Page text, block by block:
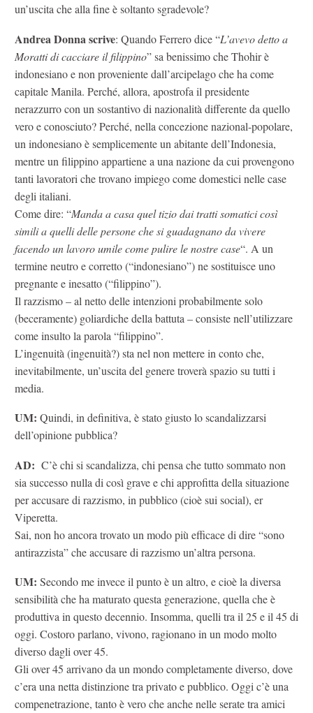
un’uscita che alla fine è soltanto sgradevole?
Andrea Donna scrive: Quando Ferrero dice “L’avevo detto a
Moratti di cacciare il filippino” sa benissimo che Thohir è
indonesiano e non proveniente dall’arcipelago che ha come
capitale Manila. Perché, allora, apostrofa il presidente
nerazzurro con un sostantivo di nazionalità differente da quello
vero e conosciuto? Perché, nella concezione nazional-popolare,
un indonesiano è semplicemente un abitante dell’Indonesia,
mentre un filippino appartiene a una nazione da cui provengono
tanti lavoratori che trovano impiego come domestici nelle case
degli italiani.
Come dire: “Manda a casa quel tizio dai tratti somatici così
simili a quelli delle persone che si guadagnano da vivere
facendo un lavoro umile come pulire le nostre case“. A un
termine neutro e corretto (“indonesiano”) ne sostituisce uno
pregnante e inesatto (“filippino”).
Il razzismo – al netto delle intenzioni probabilmente solo
(beceramente) goliardiche della battuta – consiste nell’utilizzare
come insulto la parola “filippino”.
L’ingenuità (ingenuità?) sta nel non mettere in conto che,
inevitabilmente, un’uscita del genere troverà spazio su tutti i
media.
UM: Quindi, in definitiva, è stato giusto lo scandalizzarsi
dell’opinione pubblica?
AD: C’è chi si scandalizza, chi pensa che tutto sommato non
sia successo nulla di così grave e chi approfitta della situazione
per accusare di razzismo, in pubblico (cioè sui social), er
Viperetta.
Sai, non ho ancora trovato un modo più efficace di dire “sono
antirazzista” che accusare di razzismo un’altra persona.
UM: Secondo me invece il punto è un altro, e cioè la diversa
sensibilità che ha maturato questa generazione, quella che è
produttiva in questo decennio. Insomma, quelli tra il 25 e il 45 di
oggi. Costoro parlano, vivono, ragionano in un modo molto
diverso dagli over 45.
Gli over 45 arrivano da un mondo completamente diverso, dove
c’era una netta distinzione tra privato e pubblico. Oggi c’è una
compenetrazione, tanto è vero che anche nelle serate tra amici